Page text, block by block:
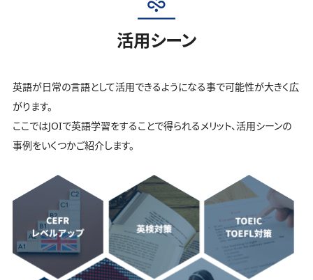
活用シーン
英語が日常の言語として活用できるようになる事で可能性が大きく広
がります。
ここではJOIで英語学習をすることで得られるメリット、活用シーンの
事例をいくつかご紹介します。